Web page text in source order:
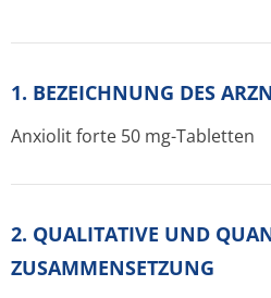
1. BEZEICHNUNG DES
Anxiolit forte 50 mg-Tabletten
2. QUALITATIVE UND
ZUSAMMENSETZUNG